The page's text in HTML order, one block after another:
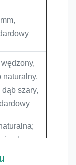
wędzony,
naturalny,
szary,